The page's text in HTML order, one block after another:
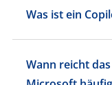
Was ist ein
Wann reicht